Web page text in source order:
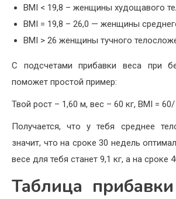
BMI < 19,8 – женщины худощавого
BMI = 19,8 – 26,0 — женщины
BMI > 26 женщины тучного
С подсчетами прибавки веса при
поможет простой пример:
Твой рост – 1,60 м, вес – 60 кг, BMI =
Получается, что у тебя среднее
значит, что на сроке 30 недель
весе для тебя станет 9,1 кг, а на сроке
Таблица